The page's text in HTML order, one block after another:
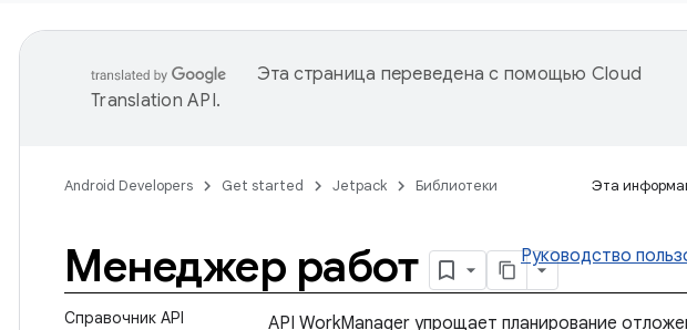
Эта страница переведена с помощью Cloud
Translation API.
Android Developers Get started Jetpack Библиотеки Эта
Менеджер работ Руководство
Справочник API API WorkManager упрощает планирование